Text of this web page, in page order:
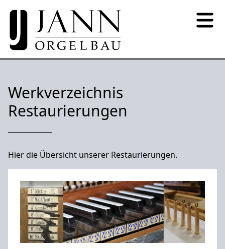
Werkverzeichnis
Restaurierungen
Hier die Übersicht unserer Restaurierungen.